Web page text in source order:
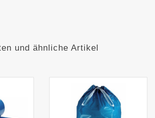
und ähnliche Artikel